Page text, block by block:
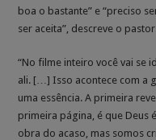
boa o bastante” e “preciso
ser aceita”, descreve o
“No filme inteiro você vai se
ali. […] Isso acontece com a
uma essência. A primeira
primeira página, é que Deus
obra do acaso, mas somos